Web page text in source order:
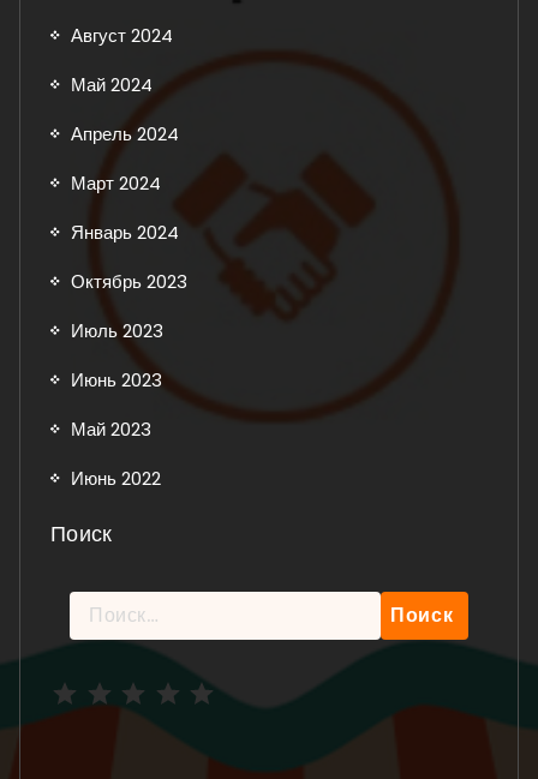
Август 2024
Май 2024
Апрель 2024
Март 2024
Январь 2024
Октябрь 2023
Июль 2023
Июнь 2023
Май 2023
Июнь 2022
Поиск
Найти: